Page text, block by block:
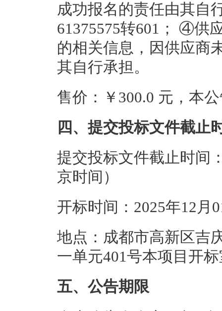
成功报名的责任由其自
61375575转601； ④供
的相关信息，因供应商
其自行承担。
售价：￥300.0 元，本
四、提交投标文件截止
提交投标文件截止时间
京时间）
开标时间：2025年12月
地点：成都市高新区吉
一单元401号本项目开
五、公告期限